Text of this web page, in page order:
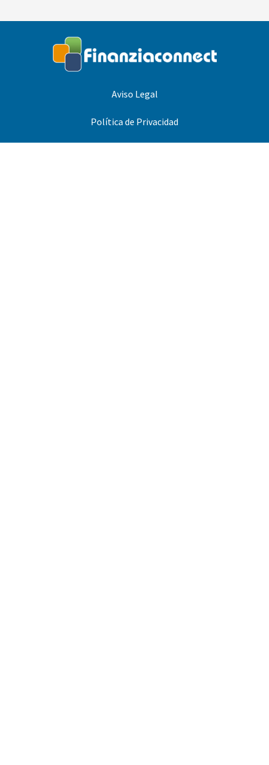
Aviso Legal
Política de Privacidad